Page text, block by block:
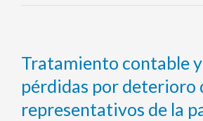
Tratamiento contable y
pérdidas por deterioro
representativos de la